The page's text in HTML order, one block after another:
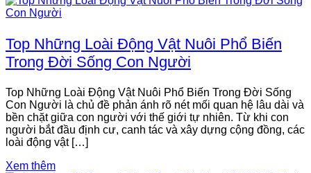
Top Những Loài Động Vật Nuôi Phổ Biến
Trong Đời Sống Con Người
Top Những Loài Động Vật Nuôi Phổ Biến Trong Đời Sống
Con Người là chủ đề phản ánh rõ nét mối quan hệ lâu dài và
bền chặt giữa con người với thế giới tự nhiên. Từ khi con
người bắt đầu định cư, canh tác và xây dựng cộng đồng, các
loài động vật […]
Xem thêm